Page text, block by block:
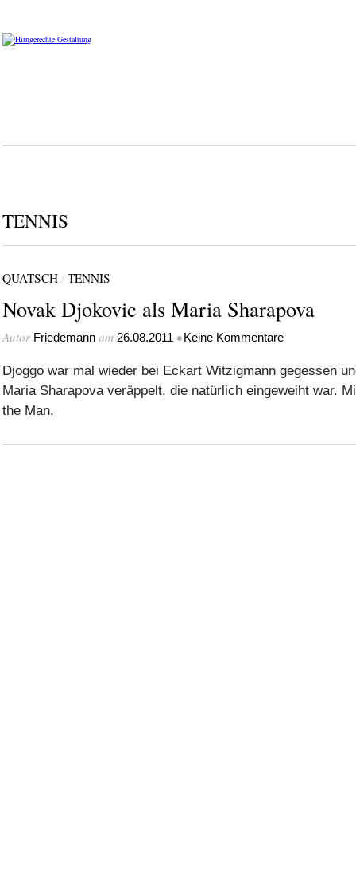
TENNIS
QUATSCH/ TENNIS
Novak Djokovic als Maria Sharapova
Autor Friedemannam 26.08.2011 •Keine Kommentare
Djoggo war mal wieder bei Eckart Witzigmann gegessen
Maria Sharapova veräppelt, die natürlich eingeweiht war.
the Man.